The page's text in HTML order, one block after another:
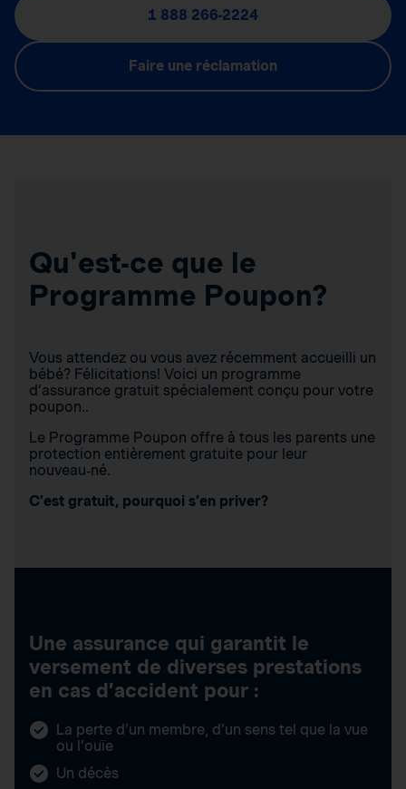
1 888 266-2224
Faire une réclamation
Qu'est-ce que le
Programme Poupon?
Vous attendez ou vous avez récemment accueilli un
bébé? Félicitations! Voici un programme
d’assurance gratuit spécialement conçu pour votre
poupon..
Le Programme Poupon offre à tous les parents une
protection entièrement gratuite pour leur
nouveau‑né.
C’est gratuit, pourquoi s’en priver?
Une assurance qui garantit le
versement de diverses prestations
en cas d’accident pour :
La perte d’un membre, d’un sens tel que la vue
ou l’ouïe
Un décès